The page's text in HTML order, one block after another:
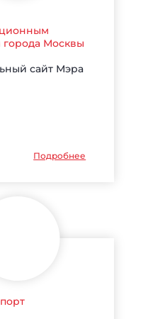
города Москвы
сайт Мэра
Подробнее